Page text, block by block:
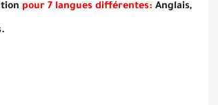
pour 7 langues différentes: Anglais,